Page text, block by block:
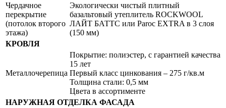
Чердачное
перекрытие
(потолок второго
этажа)
Экологически чистый плитный
базальтовый утеплитель ROCKWOOL
ЛАЙТ БАТТС или Paroc EXTRA в 3 слоя
(150 мм)
КРОВЛЯ
Металлочерепица
Покрытие: полиэстер, с гарантией качества
15 лет
Первый класс цинкования – 275 г/кв.м
Толщина стали: 0,5 мм
Цвета в ассортименте
НАРУЖНАЯ ОТДЕЛКА ФАСАДА